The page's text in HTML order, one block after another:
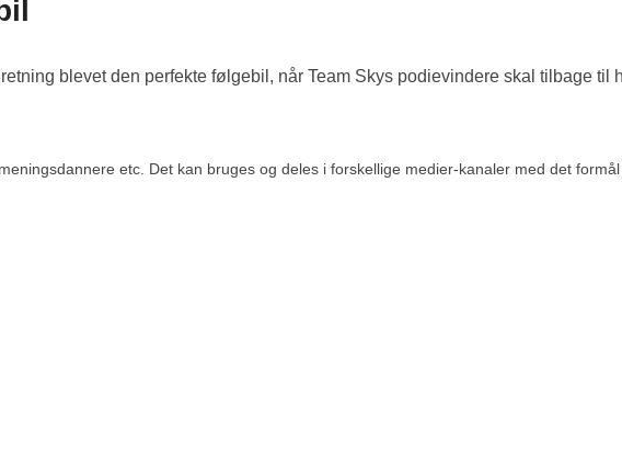
blevet den perfekte følgebil, når Team Skys podievindere skal tilbage til
etc. Det kan bruges og deles i forskellige medier-kanaler med det